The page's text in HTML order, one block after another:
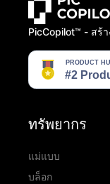
PicCopilot™️ - สร้
ทรัพยากร
แม่แบบ
บล็อก